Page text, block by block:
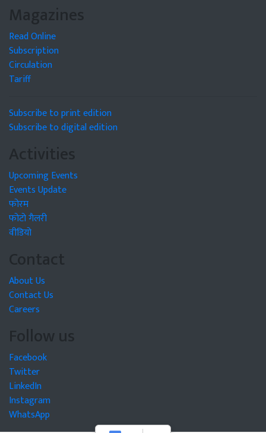
Magazines
Read Online
Subscription
Circulation
Tariff
Subscribe to print edition
Subscribe to digital edition
Activities
Upcoming Events
Events Update
फोरम
फोटो गैलरी
वीडियो
Contact
About Us
Contact Us
Careers
Follow us
Facebook
Twitter
LinkedIn
Instagram
WhatsApp